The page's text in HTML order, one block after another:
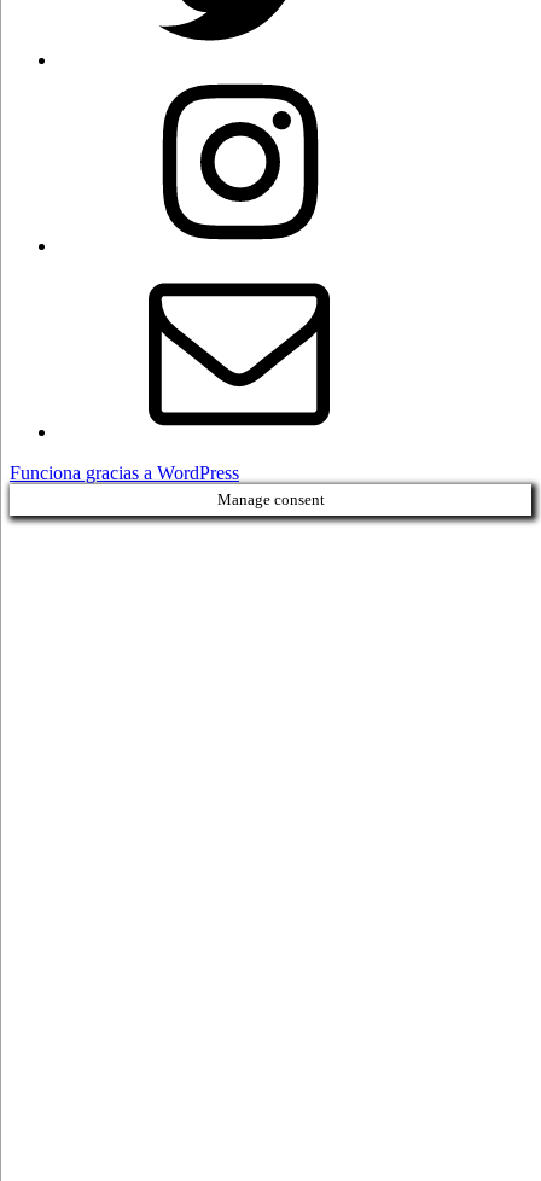
Funciona gracias a WordPress
Manage consent